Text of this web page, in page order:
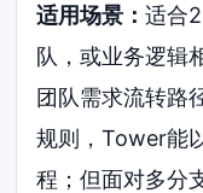
适用场景：适合
队，或业务逻辑
团队需求流转路
规则，Tower能
程；但面对多分